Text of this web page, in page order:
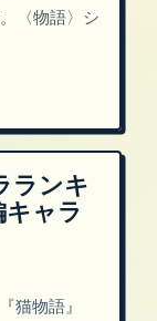
〈物語〉シ
ランキ
ャラ
猫物語』